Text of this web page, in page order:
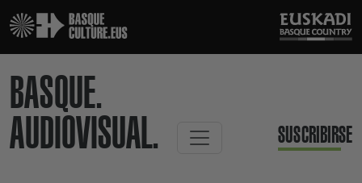
BASQUE.
AUDIOVISUAL.
SUSCRIBIRSE